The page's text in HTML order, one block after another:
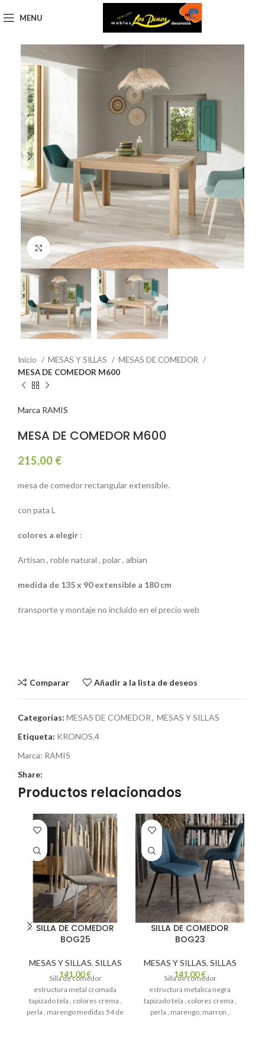
MENU
Click to enlarge
Inicio MESAS Y SILLAS
MESAS DE COMEDOR
MESA DE COMEDOR M600
Marca RAMIS
MESA DE COMEDOR M600
215,00 €
mesa de comedor rectangular extensible.
con pata L
colores a elegir :
Artisan , roble natural , polar , albian
medida de 135 x 90 extensible a 180 cm
transporte y montaje no incluido en el precio web
Comparar Añadir a la lista de deseos
Categorías: MESAS DE COMEDOR, MESAS Y SILLAS
Etiqueta: KRONOS.4
Marca: RAMIS
Share:
Productos relacionados
SILLA DE COMEDOR
BOG25
MESAS Y SILLAS, SILLAS
141,00€
Silla de comedor
estructura metal cromada
tapizado tela , colores crema ,
perla , marengo medidas 54 de
SILLA DE COMEDOR
BOG23
MESAS Y SILLAS, SILLAS
141,00€
Silla de comedor
estructura metalica negra
tapizado tela , colores crema ,
perla , marengo, marron ,